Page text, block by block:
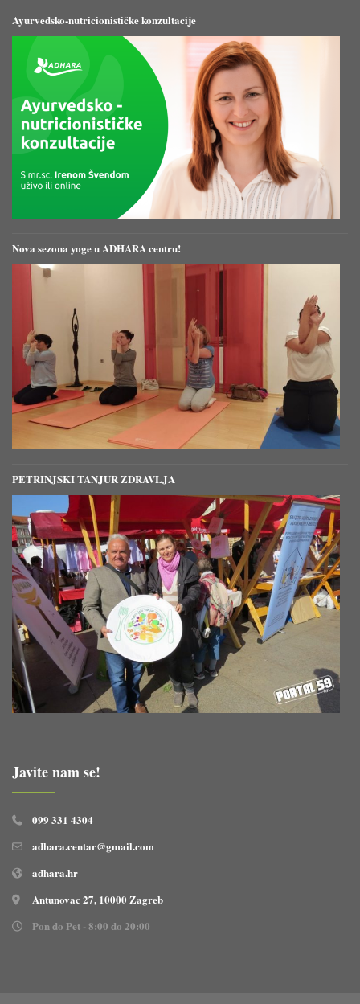
Ayurvedsko-nutricionističke konzultacije
Nova sezona yoge u ADHARA centru!
PETRINJSKI TANJUR ZDRAVLJA
Javite nam se!
099 331 4304
adhara.centar@gmail.com
adhara.hr
Antunovac 27, 10000 Zagreb
Pon do Pet - 8:00 do 20:00